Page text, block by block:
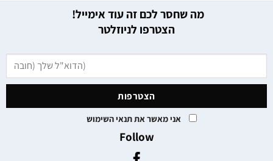
מה שחסר לכם זה עוד אימייל!
הצטרפו לניוזלטר
אני מאשר את תנאי השימוש
Follow